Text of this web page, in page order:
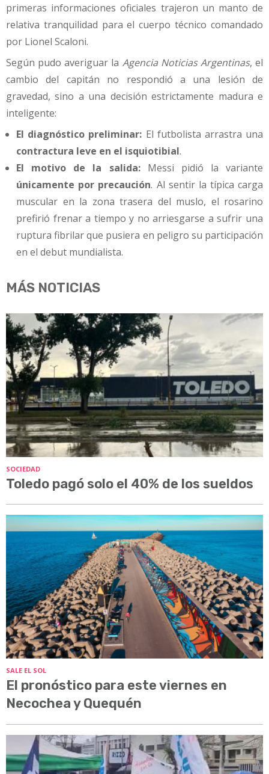
primeras informaciones oficiales trajeron un manto de
relativa tranquilidad para el cuerpo técnico comandado
por Lionel Scaloni.
Según pudo averiguar la Agencia Noticias Argentinas, el
cambio del capitán no respondió a una lesión de
gravedad, sino a una decisión estrictamente madura e
inteligente:
El diagnóstico preliminar: El futbolista arrastra una
contractura leve en el isquiotibial.
El motivo de la salida:Messi pidió la variante
únicamente por precaución. Al sentir la típica carga
muscular en la zona trasera del muslo, el rosarino
prefirió frenar a tiempo y no arriesgarse a sufrir una
ruptura fibrilar que pusiera en peligro su participación
en el debut mundialista.
MÁS NOTICIAS
SOCIEDAD
Toledo pagó solo el 40% de los sueldos
SALE EL SOL
El pronóstico para este viernes en
Necochea y Quequén